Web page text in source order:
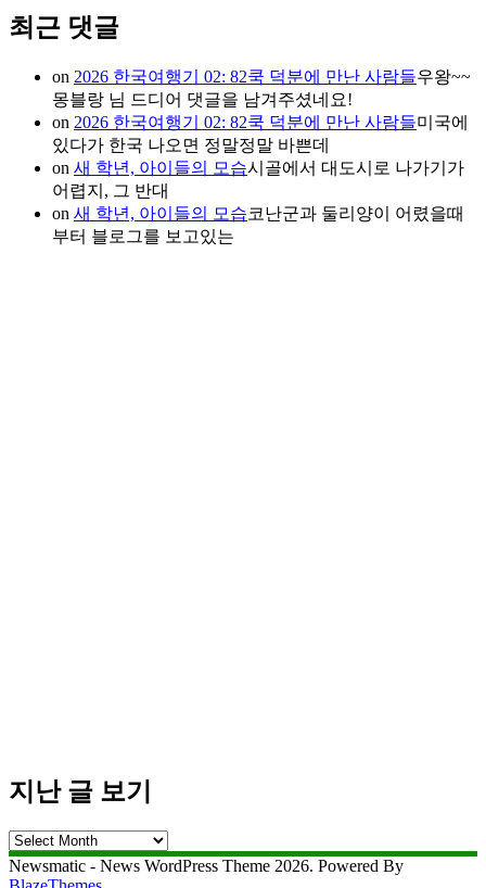
최근 댓글
on 2026 한국여행기 02: 82쿡 덕분에 만난 사람들우왕~~
몽블랑 님 드디어 댓글을 남겨주셨네요!
on 2026 한국여행기 02: 82쿡 덕분에 만난 사람들미국에
있다가 한국 나오면 정말정말 바쁜데
on 새 학년, 아이들의 모습시골에서 대도시로 나가기가
어렵지, 그 반대
on 새 학년, 아이들의 모습코난군과 둘리양이 어렸을때
부터 블로그를 보고있는
지난 글 보기
지
난
Newsmatic - News WordPress Theme 2026. Powered By